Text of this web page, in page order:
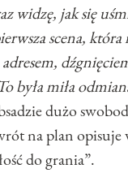
widzę, jak się
scena, która
była miła
dużo
na plan
do grania”.